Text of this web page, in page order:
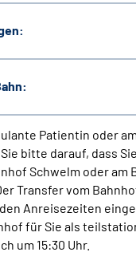
Patientin oder
bitte darauf, dass
Schwelm oder am
Transfer vom
Anreisezeiten
für Sie als
um 15:30 Uhr.